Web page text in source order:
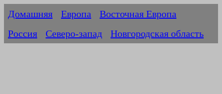
Домашняя Европа
Восточная Европа
Россия
Северо-запад Новгородская область